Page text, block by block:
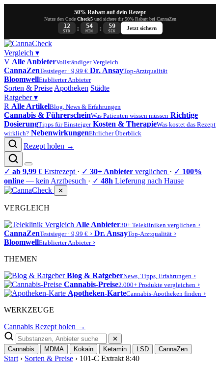
50% Rabatt auf dein Rezept
Nutze den Code Check5und sichere dir 50% Rabatt bei CannaZen
12
STD : 54
MIN : 59
SEK
Jetzt sichern
Vergleich ▾
V Alle AnbieterVollständiger Vergleich
CannaZenTestsieger · 9,99 € Dr. AnsayTop-Arztqualität
BloomwellEtablierter Anbieter
Sorten & Preise Apotheken Städte
Ratgeber▾
R Alle ArtikelBlog, News & Erfahrungen
Cannabis & FührerscheinWas Patienten wissen müssen Richtige
DosierungTipps für Einsteiger Kosten & TherapieWas kostet das Rezept
wirklich? NebenwirkungenEhrlicher Überblick
Rezept holen →
✓ ab 9,99 € Erstrezept · ✓ 30+ Anbieter verglichen · ✓ 100%
online — kein Arztbesuch · ✓ 48h Lieferung nach Hause
✕
VERGLEICH
Alle Anbieter30+ Telekliniken verglichen ›
CannaZenTestsieger · 9,99 € › Dr. AnsayTop-Arztqualität ›
BloomwellEtablierter Anbieter ›
THEMEN
Blog & RatgeberNews, Tipps, Erfahrungen ›
Cannabis-Preise2.000+ Produkte vergleichen ›
Apotheken-KarteCannabis-Apotheken finden ›
WERKZEUGE
Cannabis Rezept holen →
✕
Cannabis
MDMA Kokain Ketamin LSD CannaZen
Start › Sorten & Preise › 101-C Extrakt 8:40